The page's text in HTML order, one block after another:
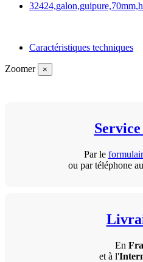
Caractéristiques techniques
Zoomer ×
Par le
ou par téléphone au
En
et à l'